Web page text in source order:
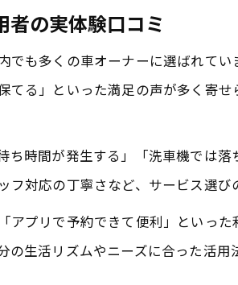
洗い放題サービス
口コミで読む定
手軽に続けられる
洗い放題利用者が
千葉県成田市で人
洗車事情と口コミ
利用者目線で調査
者の実体験口コミ
でも多くの車オーナーに選ばれて
てる」といった満足の声が多く寄
ち時間が発生する」「洗車機では
フ対応の丁寧さなど、サービス選
アプリで予約できて便利」といっ
の生活リズムやニーズに合った活用